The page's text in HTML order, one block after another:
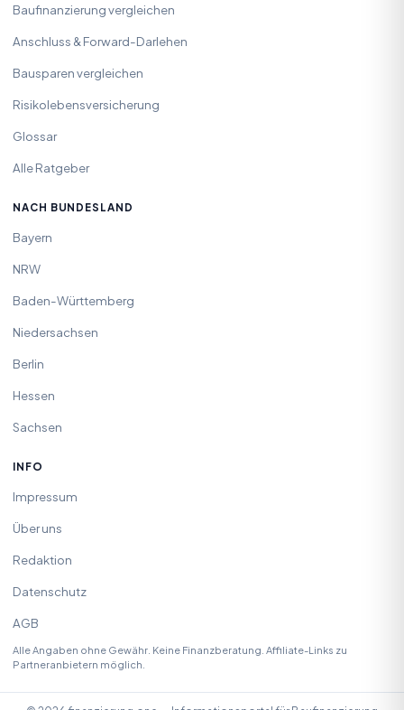
Baufinanzierung vergleichen
Anschluss & Forward-Darlehen
Bausparen vergleichen
Risikolebensversicherung
Glossar
Alle Ratgeber
NACH BUNDESLAND
Bayern
NRW
Baden-Württemberg
Niedersachsen
Berlin
Hessen
Sachsen
INFO
Impressum
Über uns
Redaktion
Datenschutz
AGB
Alle Angaben ohne Gewähr. Keine Finanzberatung. Affiliate-Links zu
Partneranbietern möglich.